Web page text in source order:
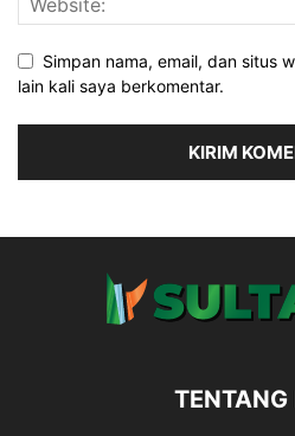
Simpan nama, email, dan situs
lain kali saya berkomentar.